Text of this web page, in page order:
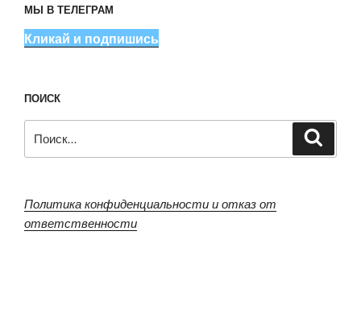
МЫ В ТЕЛЕГРАМ
Кликай и подпишись
ПОИСК
Политика конфиденциальности и отказ от
ответственности